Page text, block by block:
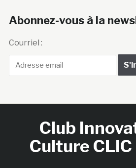
Abonnez-vous à la
Courriel :
Club
Culture